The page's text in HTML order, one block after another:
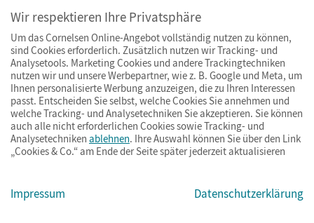
Besser lernen in Pandemiezeiten
Weiterlesen
01.12.2020
{Klexer} Kritzeln erwünscht! Sketchnotes
unterstützen Merkfähigkeit und Lernen
Mit einfachen Bildern kann jedes Kind sein
Lernen selbst optimieren
Wir respektieren Ihre Privatsphäre
Um das Cornelsen Online-Angebot vollständig nutzen zu können,
sind Cookies erforderlich. Zusätzlich nutzen wir Tracking- und
Analysetools. Marketing Cookies und andere Trackingtechniken
nutzen wir und unsere Werbepartner, wie z. B. Google und Meta, um
Ihnen personalisierte Werbung anzuzeigen, die zu Ihren Interessen
passt. Entscheiden Sie selbst, welche Cookies Sie annehmen und
welche Tracking- und Analysetechniken Sie akzeptieren. Sie können
auch alle nicht erforderlichen Cookies sowie Tracking- und
Analysetechniken ablehnen. Ihre Auswahl können Sie über den Link
„Cookies & Co.“ am Ende der Seite später jederzeit aktualisieren
Impressum Datenschutzerklärung